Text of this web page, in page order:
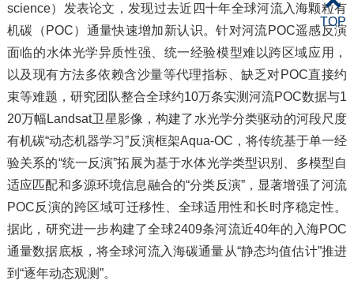
science）发表论文，发现过去近四十年全球河流入海颗粒有
机碳（POC）通量快速增加新认识。针对河流POC遥感反演
面临的水体光学异质性强、统一经验模型难以跨区域应用，
以及现有方法多依赖含沙量等代理指标、缺乏对POC直接约
束等难题，研究团队整合全球约10万条实测河流POC数据与1
20万幅Landsat卫星影像，构建了水光学分类驱动的河段尺度
有机碳“动态机器学习”反演框架Aqua-OC，将传统基于单一经
验关系的“统一反演”拓展为基于水体光学类型识别、多模型自
适应匹配和多源环境信息融合的“分类反演”，显著增强了河流
POC反演的跨区域可迁移性、全球适用性和长时序稳定性。
据此，研究进一步构建了全球2409条河流近40年的入海POC
通量数据底板，将全球河流入海碳通量从“静态均值估计”推进
到“逐年动态观测”。
TOP